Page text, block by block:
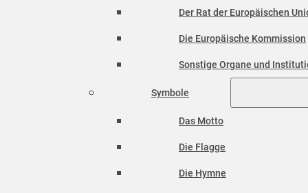
Der Rat der Europäischen
Die Europäische Kommission
Sonstige Organe und
Symbole
Das Motto
Die Flagge
Die Hymne